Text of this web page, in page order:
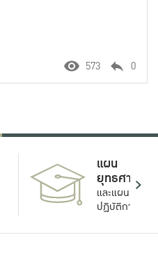
573 0
แผน
ยุทธศาสตร์
และแผน
ปฏิบัติการ